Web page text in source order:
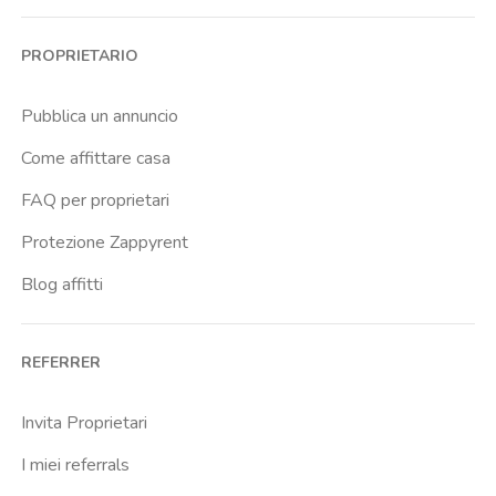
Buenos Aires
Buonarroti
Caiazzo
Cascina Gobba
Cattolica
PROPRIETARIO
Pubblica un annuncio
Come affittare casa
FAQ per proprietari
Protezione Zappyrent
Blog affitti
REFERRER
Invita Proprietari
I miei referrals